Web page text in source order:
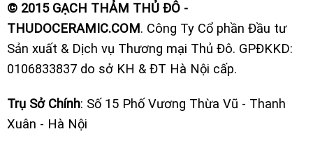
© 2015 GẠCH THẢM THỦ ĐÔ -
THUDOCERAMIC.COM. Công Ty Cổ phần Đầu tư
Sản xuất & Dịch vụ Thương mại Thủ Đô. GPĐKKD:
0106833837 do sở KH & ĐT Hà Nội cấp.
Trụ Sở Chính: Số 15 Phố Vương Thừa Vũ - Thanh
Xuân - Hà Nội